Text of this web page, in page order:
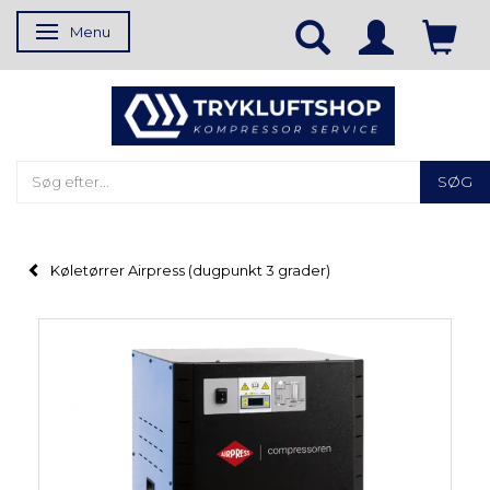
Skifte navigation
Menu
SØG
Køletørrer Airpress (dugpunkt 3 grader)